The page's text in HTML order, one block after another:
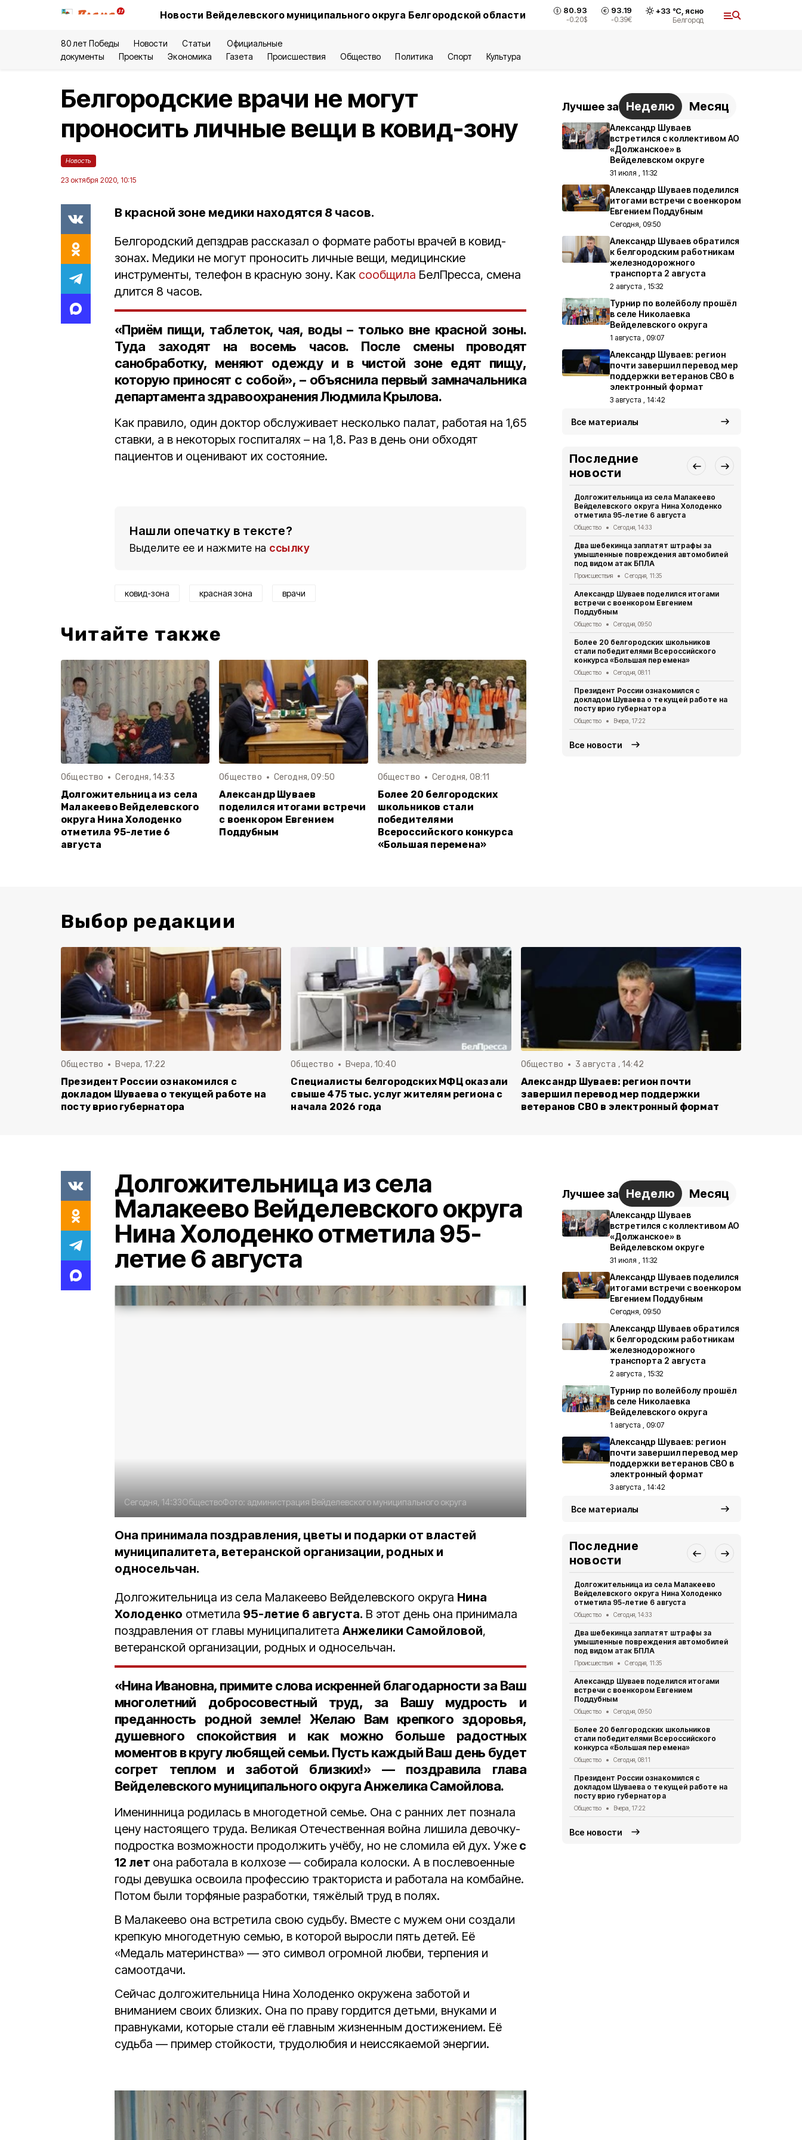
Новости Вейделевского муниципального округа Белгородской области 80.93
-0.20$
93.19
-0.39€
+33 °С, ясно
Белгород
80 лет Победы Новости Статьи
Официальные
документы
Проекты Экономика Газета Происшествия Общество Политика Спорт Культура
Белгородские врачи не могут
проносить личные вещи в ковид-зону
Новость
23 октября 2020, 10:15
В красной зоне медики находятся 8 часов.
Белгородский депздрав рассказал о формате работы врачей в ковид-
зонах. Медики не могут проносить личные вещи, медицинские
инструменты, телефон в красную зону. Как сообщила БелПресса, смена
длится 8 часов.
«Приём пищи, таблеток, чая, воды – только вне красной зоны.
Туда заходят на восемь часов. После смены проводят
санобработку, меняют одежду и в чистой зоне едят пищу,
которую приносят с собой», – объяснила первый замначальника
департамента здравоохранения Людмила Крылова.
Как правило, один доктор обслуживает несколько палат, работая на 1,65
ставки, а в некоторых госпиталях – на 1,8. Раз в день они обходят
пациентов и оценивают их состояние.
Нашли опечатку в тексте?
Выделите ее и нажмите на ссылку
ковид-зона красная зона врачи
Читайте также
Общество Сегодня, 14:33
Долгожительница из села
Малакеево Вейделевского
округа Нина Холоденко
отметила 95-летие 6
августа
Общество Сегодня, 09:50
Александр Шуваев
поделился итогами встречи
с военкором Евгением
Поддубным
Общество Сегодня, 08:11
Более 20 белгородских
школьников стали
победителями
Всероссийского конкурса
«Большая перемена»
Лучшее за Неделю Месяц
Александр Шуваев
встретился с коллективом АО
«Должанское» в
Вейделевском округе
31 июля , 11:32
Александр Шуваев поделился
итогами встречи с военкором
Евгением Поддубным
Сегодня, 09:50
Александр Шуваев обратился
к белгородским работникам
железнодорожного
транспорта 2 августа
2 августа , 15:32
Турнир по волейболу прошёл
в селе Николаевка
Вейделевского округа
1 августа , 09:07
Александр Шуваев: регион
почти завершил перевод мер
поддержки ветеранов СВО в
электронный формат
3 августа , 14:42
Все материалы
Последние
новости
Долгожительница из села Малакеево
Вейделевского округа Нина Холоденко
отметила 95-летие 6 августа
Общество Сегодня, 14:33
Два шебекинца заплатят штрафы за
умышленные повреждения автомобилей
под видом атак БПЛА
Происшествия Сегодня, 11:35
Александр Шуваев поделился итогами
встречи с военкором Евгением
Поддубным
Общество Сегодня, 09:50
Более 20 белгородских школьников
стали победителями Всероссийского
конкурса «Большая перемена»
Общество Сегодня, 08:11
Президент России ознакомился с
докладом Шуваева о текущей работе на
посту врио губернатора
Общество Вчера, 17:22
Все новости
Выбор редакции
Общество Вчера, 17:22
Президент России ознакомился с
докладом Шуваева о текущей работе на
посту врио губернатора
Общество Вчера, 10:40
Специалисты белгородских МФЦ оказали
свыше 475 тыс. услуг жителям региона с
начала 2026 года
Общество 3 августа , 14:42
Александр Шуваев: регион почти
завершил перевод мер поддержки
ветеранов СВО в электронный формат
Долгожительница из села
Малакеево Вейделевского округа
Нина Холоденко отметила 95-
летие 6 августа
Сегодня, 14:33ОбществоФото: администрация Вейделевского муниципального округа
Она принимала поздравления, цветы и подарки от властей
муниципалитета, ветеранской организации, родных и
односельчан.
Долгожительница из села Малакеево Вейделевского округа Нина
Холоденко отметила 95-летие 6 августа. В этот день она принимала
поздравления от главы муниципалитета Анжелики Самойловой,
ветеранской организации, родных и односельчан.
«Нина Ивановна, примите слова искренней благодарности за Ваш
многолетний добросовестный труд, за Вашу мудрость и
преданность родной земле! Желаю Вам крепкого здоровья,
душевного спокойствия и как можно больше радостных
моментов в кругу любящей семьи. Пусть каждый Ваш день будет
согрет теплом и заботой близких!» — поздравила глава
Вейделевского муниципального округа Анжелика Самойлова.
Именинница родилась в многодетной семье. Она с ранних лет познала
цену настоящего труда. Великая Отечественная война лишила девочку-
подростка возможности продолжить учёбу, но не сломила ей дух. Уже с
12 лет она работала в колхозе — собирала колоски. А в послевоенные
годы девушка освоила профессию тракториста и работала на комбайне.
Потом были торфяные разработки, тяжёлый труд в полях.
В Малакеево она встретила свою судьбу. Вместе с мужем они создали
крепкую многодетную семью, в которой выросли пять детей. Её
«Медаль материнства» — это символ огромной любви, терпения и
самоотдачи.
Сейчас долгожительница Нина Холоденко окружена заботой и
вниманием своих близких. Она по праву гордится детьми, внуками и
правнуками, которые стали её главным жизненным достижением. Её
судьба — пример стойкости, трудолюбия и неиссякаемой энергии.
Лучшее за Неделю Месяц
Александр Шуваев
встретился с коллективом АО
«Должанское» в
Вейделевском округе
31 июля , 11:32
Александр Шуваев поделился
итогами встречи с военкором
Евгением Поддубным
Сегодня, 09:50
Александр Шуваев обратился
к белгородским работникам
железнодорожного
транспорта 2 августа
2 августа , 15:32
Турнир по волейболу прошёл
в селе Николаевка
Вейделевского округа
1 августа , 09:07
Александр Шуваев: регион
почти завершил перевод мер
поддержки ветеранов СВО в
электронный формат
3 августа , 14:42
Все материалы
Последние
новости
Долгожительница из села Малакеево
Вейделевского округа Нина Холоденко
отметила 95-летие 6 августа
Общество Сегодня, 14:33
Два шебекинца заплатят штрафы за
умышленные повреждения автомобилей
под видом атак БПЛА
Происшествия Сегодня, 11:35
Александр Шуваев поделился итогами
встречи с военкором Евгением
Поддубным
Общество Сегодня, 09:50
Более 20 белгородских школьников
стали победителями Всероссийского
конкурса «Большая перемена»
Общество Сегодня, 08:11
Президент России ознакомился с
докладом Шуваева о текущей работе на
посту врио губернатора
Общество Вчера, 17:22
Все новости